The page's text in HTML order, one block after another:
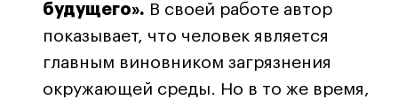
будущего». В своей работе автор
показывает, что человек является
главным виновником загрязнения
окружающей среды. Но в то же время,